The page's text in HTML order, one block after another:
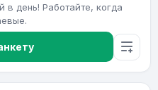
в день! Работайте, когда